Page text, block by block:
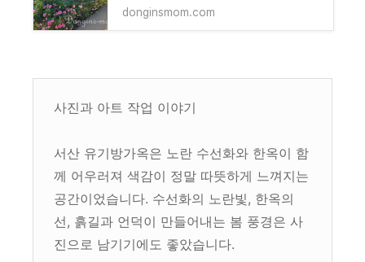
donginsmom.com
사진과 아트 작업 이야기
서산 유기방가옥은 노란 수선화와 한옥이 함
께 어우러져 색감이 정말 따뜻하게 느껴지는
공간이었습니다. 수선화의 노란빛, 한옥의
선, 흙길과 언덕이 만들어내는 봄 풍경은 사
진으로 남기기에도 좋았습니다.